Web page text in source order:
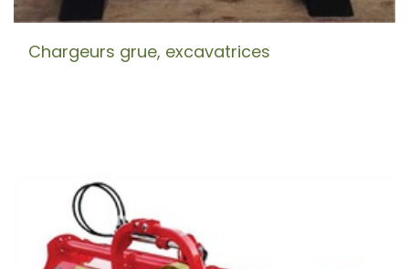
Chargeurs grue, excavatrices